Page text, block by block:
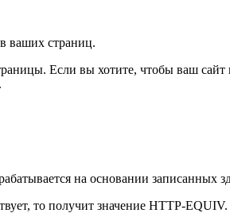
ваших страниц.
Если вы хотите, чтобы ваш
на основании записанных
то получит значение HTTP-EQUIV.